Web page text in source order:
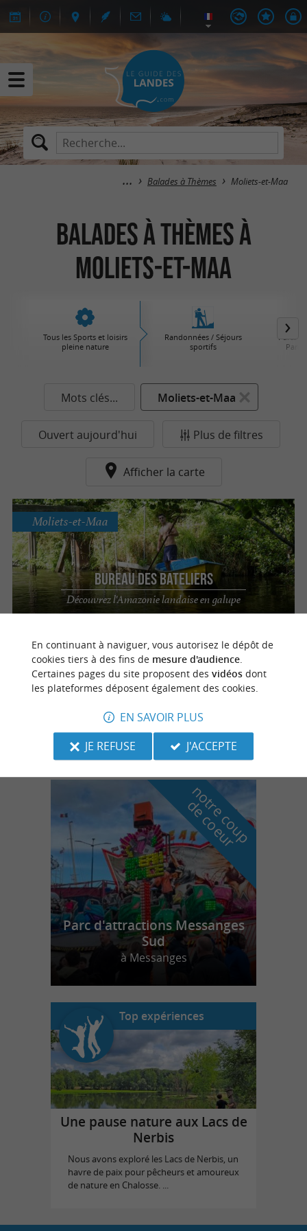
Balades à Thèmes Moliets-et-Maa
Balades à Thèmes à
Moliets-et-Maa
Tous les Sports et loisirs
pleine nature
Randonnées / Séjours
sportifs
Parcs
Mots clés... Moliets-et-Maa
Ouvert aujourd'hui Plus de filtres
Afficher la carte
Bureau des Bateliers
Découvrez l'Amazonie landaise en galupe
Moliets-et-Maa
Esk8westside
Moliets-et-Maa
n
o
t
r
e
c
o
u
p
d
e
c
o
e
u
r
Parc d'attractions Messanges
Sud
à Messanges
Top expériences
Une pause nature aux Lacs de
Nerbis
Nous avons exploré les Lacs de Nerbis, un
havre de paix pour pêcheurs et amoureux
de nature en Chalosse. ...
En continuant à naviguer, vous autorisez le dépôt de
cookies tiers à des fins de mesure d'audience.
Certaines pages du site proposent des vidéosdont
les plateformes déposent également des cookies.
EN SAVOIR PLUS
JE REFUSE
J'ACCEPTE